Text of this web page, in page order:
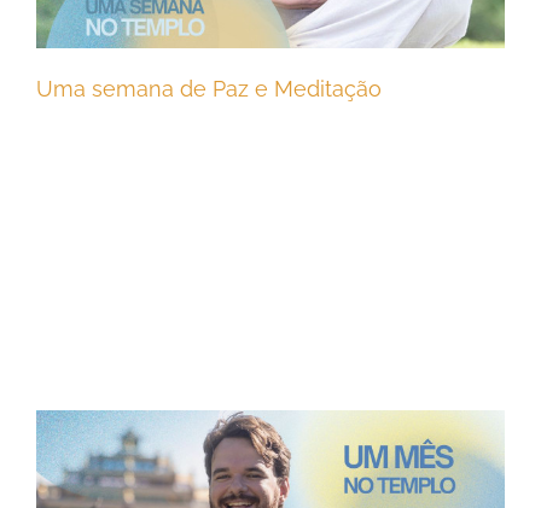
Uma semana de Paz e Meditação